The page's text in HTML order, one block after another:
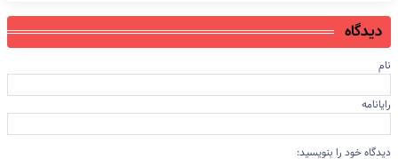
دیدگاه
نام
رایانامه
دیدگاه خود را بنویسید: